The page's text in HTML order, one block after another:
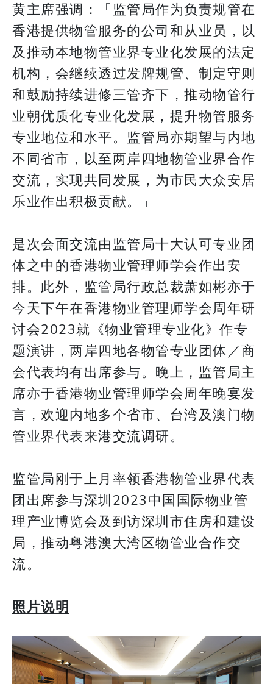
黄主席强调：「监管局作为负责规管在
香港提供物管服务的公司和从业员，以
及推动本地物管业界专业化发展的法定
机构，会继续透过发牌规管、制定守则
和鼓励持续进修三管齐下，推动物管行
业朝优质化专业化发展，提升物管服务
专业地位和水平。监管局亦期望与内地
不同省市，以至两岸四地物管业界合作
交流，实现共同发展，为市民大众安居
乐业作出积极贡献。」
是次会面交流由监管局十大认可专业团
体之中的香港物业管理师学会作出安
排。此外，监管局行政总裁萧如彬亦于
今天下午在香港物业管理师学会周年研
讨会2023就《物业管理专业化》作专
题演讲，两岸四地各物管专业团体／商
会代表均有出席参与。晚上，监管局主
席亦于香港物业管理师学会周年晚宴发
言，欢迎内地多个省市、台湾及澳门物
管业界代表来港交流调研。
监管局刚于上月率领香港物管业界代表
团出席参与深圳2023中国国际物业管
理产业博览会及到访深圳市住房和建设
局，推动粤港澳大湾区物管业合作交
流。
照片说明